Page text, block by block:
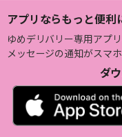
アプリならもっと便利
ゆめデリバリー専用アプリ
メッセージの通知がスマ
ダ